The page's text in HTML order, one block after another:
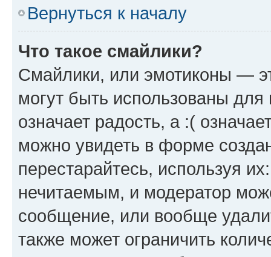
Вернуться к началу
Что такое смайлики?
Смайлики, или эмотиконы —
могут быть использованы
означает радость, а :(
можно увидеть в форме
перестарайтесь, используя
нечитаемым, и модератор
сообщение, или вообще
также может ограничить